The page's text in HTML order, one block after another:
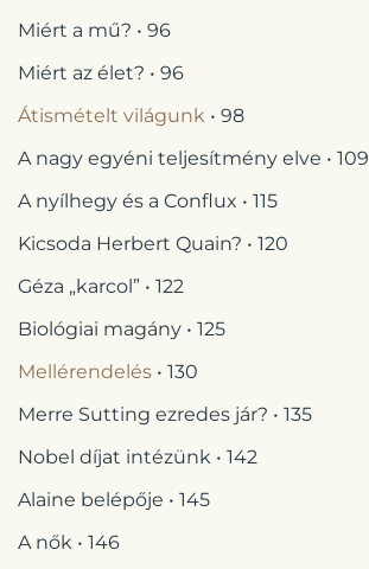
Miért a mű? • 96
Miért az élet? • 96
Átismételt világunk • 98
A nagy egyéni teljesítmény elve • 109
A nyílhegy és a Conflux • 115
Kicsoda Herbert Quain? • 120
Géza „karcol” • 122
Biológiai magány • 125
Mellérendelés • 130
Merre Sutting ezredes jár? • 135
Nobel díjat intézünk • 142
Alaine belépője • 145
A nők • 146